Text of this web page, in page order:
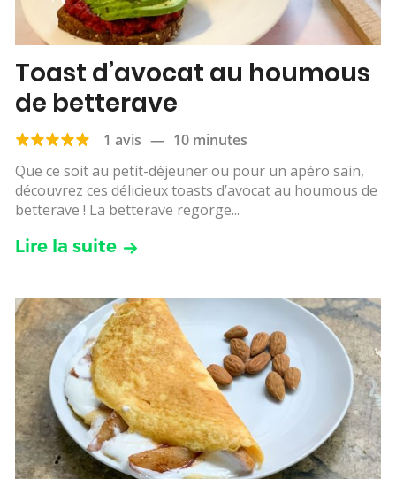
Toast d’avocat au houmous
de betterave
1 avis — 10 minutes
Que ce soit au petit-déjeuner ou pour un apéro sain,
découvrez ces délicieux toasts d’avocat au houmous de
betterave ! La betterave regorge...
Lire la suite